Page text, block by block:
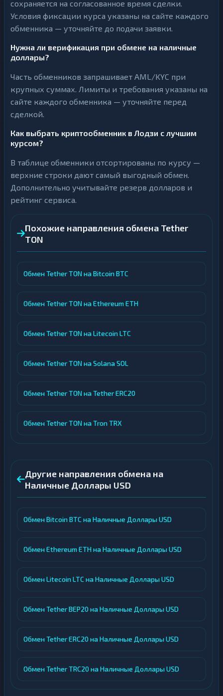
сохраняется на согласованное время сделки.
Условия фиксации курса указаны на сайте каждого
обменника — уточняйте до подачи заявки.
Нужна ли верификация при обмене на наличные
доллары?
Часть обменников запрашивает AML/KYC при
крупных суммах. Лимиты и требования указаны на
сайте каждого обменника — уточняйте перед
сделкой.
Как выбрать криптообменник в Лодзи с лучшим
курсом?
В таблице обменники отсортированы по курсу —
верхние строки дают самый выгодный обмен.
Дополнительно учитывайте резерв долларов и
рейтинг сервиса.
Похожие направления обмена Tether
TON
Обмен Tether TON на Bitcoin BTC
Обмен Tether TON на Ethereum ETH
Обмен Tether TON на Litecoin LTC
Обмен Tether TON на Solana SOL
Обмен Tether TON на Tether ERC20
Обмен Tether TON на Tron TRX
Другие направления обмена на
Наличные Доллары USD
Обмен Bitcoin BTC на Наличные Доллары USD
Обмен Ethereum ETH на Наличные Доллары USD
Обмен Litecoin LTC на Наличные Доллары USD
Обмен Tether BEP20 на Наличные Доллары USD
Обмен Tether ERC20 на Наличные Доллары USD
Обмен Tether TRC20 на Наличные Доллары USD